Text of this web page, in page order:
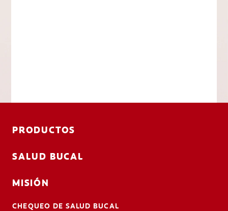
PRODUCTOS
SALUD BUCAL
MISIÓN
CHEQUEO DE SALUD BUCAL